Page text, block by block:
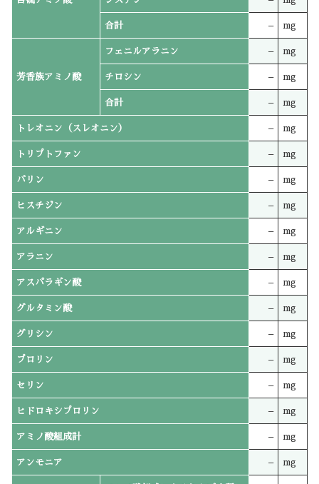
合計 – mg
芳香族アミノ酸
フェニルアラニン – mg
チロシン – mg
合計 – mg
トレオニン（スレオニン） – mg
トリプトファン – mg
バリン – mg
ヒスチジン – mg
アルギニン – mg
アラニン – mg
アスパラギン酸 – mg
グルタミン酸 – mg
グリシン – mg
プロリン – mg
セリン – mg
ヒドロキシプロリン – mg
アミノ酸組成計 – mg
アンモニア – mg